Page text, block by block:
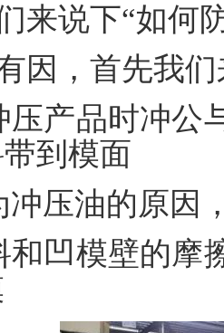
来说下“如何
因，首先我
压产品时冲公
到模面
冲压油的原因
和凹模壁的摩